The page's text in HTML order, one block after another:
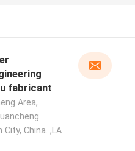
fabricant
Area,
China. ,LA